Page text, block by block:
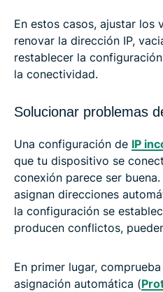
En estos casos, ajustar los
renovar la dirección IP,
restablecer la
la conectividad.
Solucionar problemas
Una configuración de IP
que tu dispositivo se
conexión parece ser
asignan direcciones
la configuración se
producen conflictos,
En primer lugar,
asignación automática (